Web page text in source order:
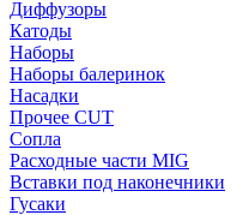
Диффузоры
Катоды
Наборы
Наборы балеринок
Насадки
Прочее CUT
Сопла
Расходные части MIG
Вставки под наконечники
Гусаки